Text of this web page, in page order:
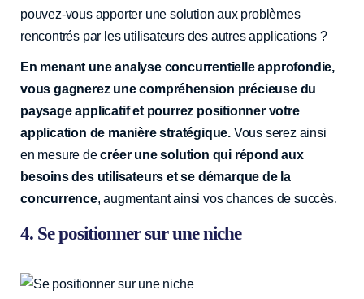
pouvez-vous apporter une solution aux problèmes
rencontrés par les utilisateurs des autres applications ?
En menant une analyse concurrentielle approfondie,
vous gagnerez une compréhension précieuse du
paysage applicatif et pourrez positionner votre
application de manière stratégique. Vous serez ainsi
en mesure decréer une solution qui répond aux
besoins des utilisateurs et se démarque de la
concurrence, augmentant ainsi vos chances de succès.
4. Se positionner sur une niche